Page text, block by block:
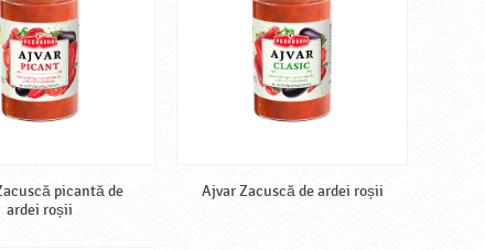
picantă de
ardei roșii
Ajvar Zacuscă de ardei roșii